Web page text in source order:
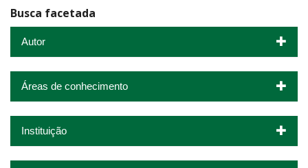
Busca facetada
Autor
Áreas de conhecimento
Instituição